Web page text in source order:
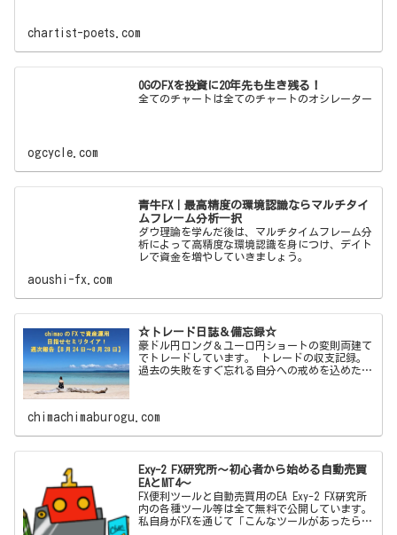
chartist-poets.com
OGのFXを投資に20年先も生き残る！
全てのチャートは全てのチャートのオシレーター
ogcycle.com
青牛FX｜最高精度の環境認識ならマルチタイ
ムフレーム分析一択
ダウ理論を学んだ後は、マルチタイムフレーム分
析によって高精度な環境認識を身につけ、デイト
レで資金を増やしていきましょう。
aoushi-fx.com
☆トレード日誌＆備忘録☆
豪ドル円ロング＆ユーロ円ショートの変則両建て
でトレードしています。 トレードの収支記録。
過去の失敗をすぐ忘れる自分への戒めを込めた備
忘録ブログです！
chimachimaburogu.com
Exy-2 FX研究所～初心者から始める自動売買
EAとMT4～
FX便利ツールと自動売買用のEA Exy-2 FX研究所
内の各種ツール等は全て無料で公開しています。
私自身がFXを通じて「こんなツールがあったらい
いな」「この機能とこの機能をかけ合わせて自動